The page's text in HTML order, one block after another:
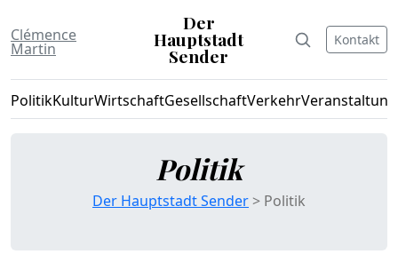
Clémence
Martin
Der
Hauptstadt
Sender
Kontakt
PolitikKulturWirtschaftGesellschaftVerkehr
Politik
Der Hauptstadt Sender> Politik